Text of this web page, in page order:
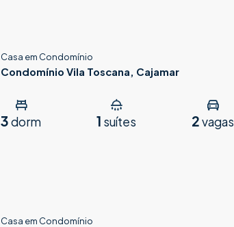
Casa em Condomínio
Condomínio Vila Toscana, Cajamar
3 dorm 1 suítes 2vagas
Casa em Condomínio